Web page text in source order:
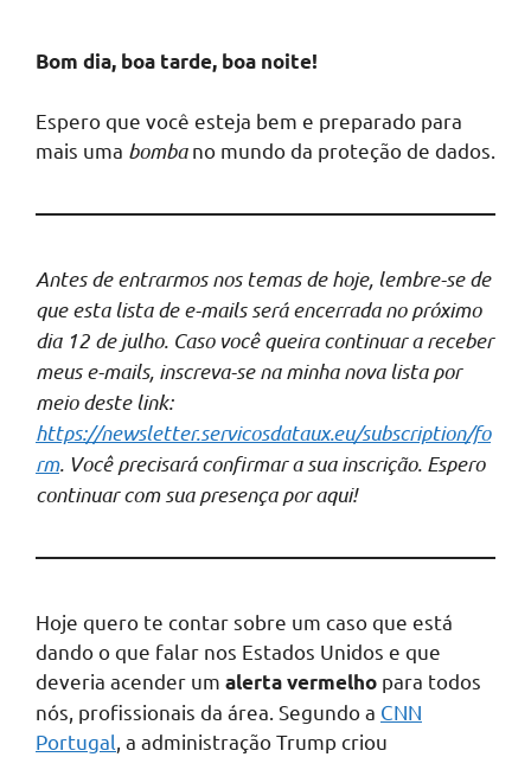
Bom dia, boa tarde, boa noite!
Espero que você esteja bem e preparado para
mais uma bombano mundo da proteção de dados.
Antes de entrarmos nos temas de hoje, lembre-se de
que esta lista de e-mails será encerrada no próximo
dia 12 de julho. Caso você queira continuar a receber
meus e-mails, inscreva-se na minha nova lista por
meio deste link:
https://newsletter.servicosdataux.eu/subscription/fo
rm. Você precisará confirmar a sua inscrição. Espero
continuar com sua presença por aqui!
Hoje quero te contar sobre um caso que está
dando o que falar nos Estados Unidos e que
deveria acender um alerta vermelho para todos
nós, profissionais da área. Segundo a CNN
Portugal , a administração Trump criou